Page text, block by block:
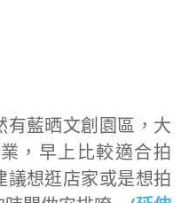
有藍晒文創園區，大
，早上比較適合拍
議想逛店家或是想拍